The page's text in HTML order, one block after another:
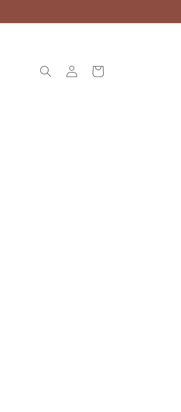
Iniciar
sesión
Carrito